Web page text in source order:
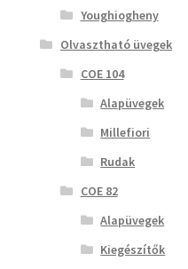
Youghiogheny
Olvasztható üvegek
COE 104
Alapüvegek
Millefiori
Rudak
COE 82
Alapüvegek
Kiegészítők